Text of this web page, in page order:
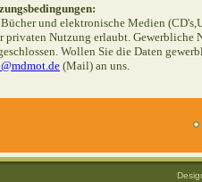
und elektronische Medien
privaten Nutzung erlaubt. Gewerbliche
Wollen Sie die Daten
(Mail) an uns.